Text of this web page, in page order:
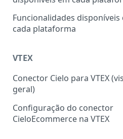
Funcionalidades disponíveis
cada plataforma
VTEX
Conector Cielo para VTEX
geral)
Configuração do conector
CieloEcommerce na VTEX